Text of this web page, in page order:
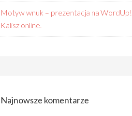
Motyw wnuk – prezentacja na WordUp!
Kalisz online.
Najnowsze komentarze